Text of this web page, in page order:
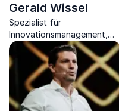
Gerald Wissel
Spezialist für
Innovationsmanagement,
Luftfahrt-, Mobilitäts- und
Tourismusexperte,
Buchautor & Unternehmer.